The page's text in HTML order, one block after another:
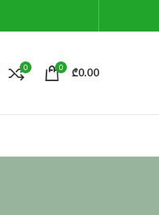
0 0 ₾0.00